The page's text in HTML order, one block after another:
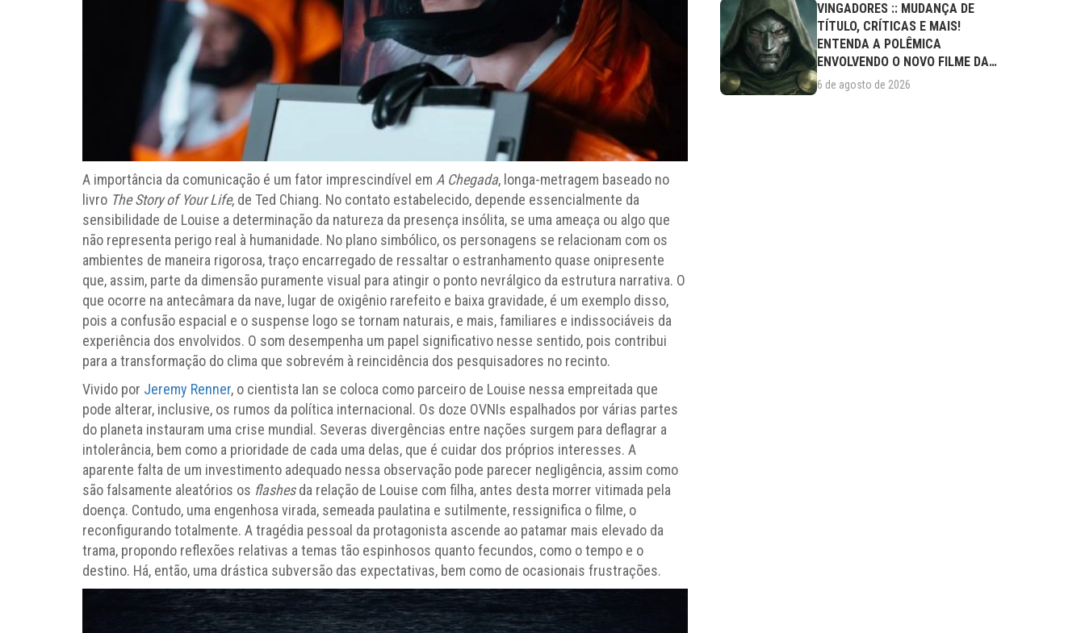
A importância da comunicação é um fator imprescindível em A Chegada, longa-metragem baseado no
livro The Story of Your Life, de Ted Chiang. No contato estabelecido, depende essencialmente da
sensibilidade de Louise a determinação da natureza da presença insólita, se uma ameaça ou algo que
não representa perigo real à humanidade. No plano simbólico, os personagens se relacionam com os
ambientes de maneira rigorosa, traço encarregado de ressaltar o estranhamento quase onipresente
que, assim, parte da dimensão puramente visual para atingir o ponto nevrálgico da estrutura narrativa. O
que ocorre na antecâmara da nave, lugar de oxigênio rarefeito e baixa gravidade, é um exemplo disso,
pois a confusão espacial e o suspense logo se tornam naturais, e mais, familiares e indissociáveis da
experiência dos envolvidos. O som desempenha um papel significativo nesse sentido, pois contribui
para a transformação do clima que sobrevém à reincidência dos pesquisadores no recinto.
Vivido por Jeremy Renner, o cientista Ian se coloca como parceiro de Louise nessa empreitada que
pode alterar, inclusive, os rumos da política internacional. Os doze OVNIs espalhados por várias partes
do planeta instauram uma crise mundial. Severas divergências entre nações surgem para deflagrar a
intolerância, bem como a prioridade de cada uma delas, que é cuidar dos próprios interesses. A
aparente falta de um investimento adequado nessa observação pode parecer negligência, assim como
são falsamente aleatórios os flashesda relação de Louise com filha, antes desta morrer vitimada pela
doença. Contudo, uma engenhosa virada, semeada paulatina e sutilmente, ressignifica o filme, o
reconfigurando totalmente. A tragédia pessoal da protagonista ascende ao patamar mais elevado da
trama, propondo reflexões relativas a temas tão espinhosos quanto fecundos, como o tempo e o
destino. Há, então, uma drástica subversão das expectativas, bem como de ocasionais frustrações.
VINGADORES :: MUDANÇA DE
TÍTULO, CRÍTICAS E MAIS!
ENTENDA A POLÊMICA
ENVOLVENDO O NOVO FILME DA
MARVEL
6 de agosto de 2026